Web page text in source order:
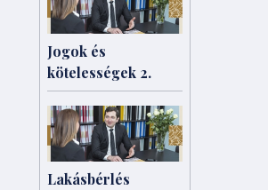
Jogok és
kötelességek 2.
Lakásbérlés